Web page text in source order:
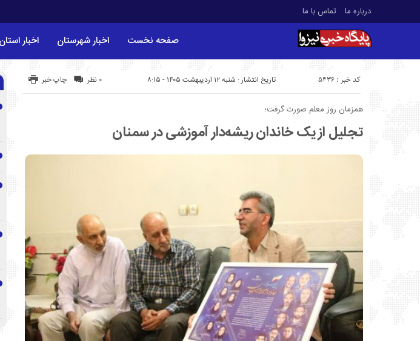
درباره ما تماس با ما
صفحه نخست اخبار شهرستان اخبار استان
تاریخ انتشار : شنبه ۱۲ اردیبهشت ۱۴۰۵ - ۸:۱۵ کد خبر : 5436 چاپ خبر ۰ نظر
همزمان روز معلم صورت گرفت؛
تجلیل از یک خاندان ریشه‌دار آموزشی در سمنان